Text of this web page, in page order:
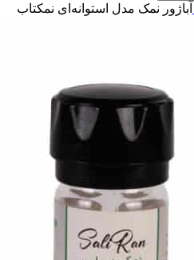
آباژور نمک مدل استوانه‌ای نمکتاب